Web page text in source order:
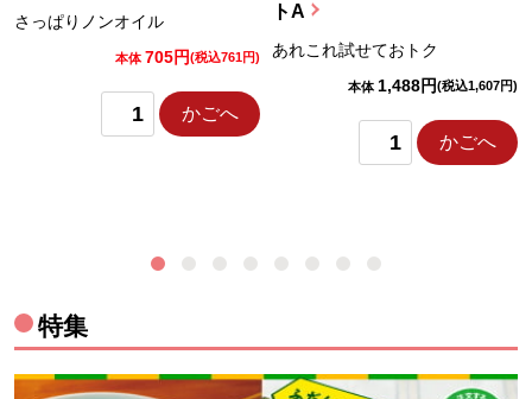
さっぱりノンオイル
本体 705円(税込761円)
かごへ
トA
あれこれ試せておトク
本体 1,488円(税込1,607円)
かごへ
特集